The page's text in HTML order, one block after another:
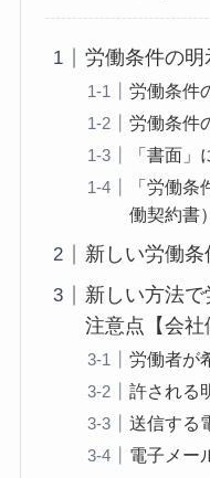
労働条件の明
労働条件
労働条件
「書面
「労働
働契約書
新しい労働
新しい方法
注意点【会社
労働者が
許される
送信する
電子メー